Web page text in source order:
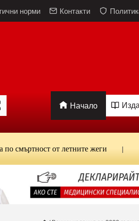
норми Контакти
Начало
от летните жеги Ръст